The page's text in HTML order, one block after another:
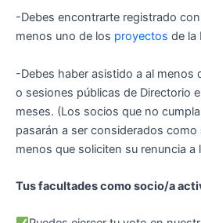
-Debes encontrarte registrado
menos uno de los proyectos de la
-Debes haber asistido a al menos
o sesiones públicas de Directorio
meses. (Los socios que no
pasarán a ser considerados como
menos que soliciten su renuncia a
Tus facultades como socio/a